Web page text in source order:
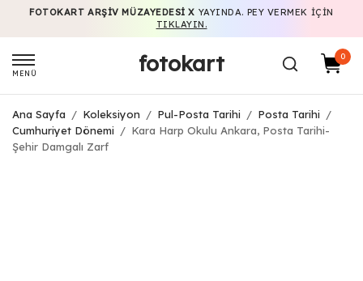
FOTOKART ARŞIV MÜZAYEDESI X YAYINDA. PEY VERMEK IÇIN
TIKLAYIN.
MENÜ fotokart 0
Ana Sayfa / Koleksiyon / Pul-Posta Tarihi / Posta Tarihi
/
Cumhuriyet Dönemi
/ Kara Harp Okulu Ankara, Posta Tarihi-
Şehir Damgalı Zarf